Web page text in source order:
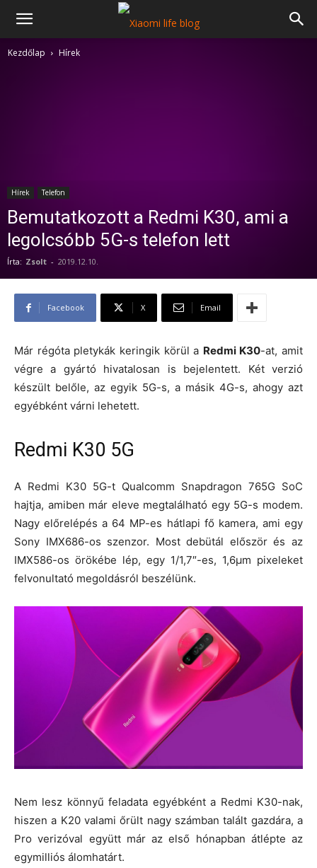
Kezdőlap Hírek
Hírek Telefon
Bemutatkozott a Redmi K30, ami a
legolcsóbb 5G-s telefon lett
Írta: Zsolt - 2019.12.10.
Facebook X Email
Már régóta pletykák keringik körül a Redmi K30-at, amit
végre a gyártó hivatalosan is bejelentett. Két verzió
készült belőle, az egyik 5G-s, a másik 4G-s, ahogy azt
egyébként várni lehetett.
Redmi K30 5G
A Redmi K30 5G-t Qualcomm Snapdragon 765G SoC
hajtja, amiben már eleve megtalálható egy 5G-s modem.
Nagy előrelépés a 64 MP-es hátlapi fő kamera, ami egy
Sony IMX686-os szenzor. Most debütál először és az
IMX586-os örökébe lép, egy 1/1,7″-es, 1,6μm pixeleket
felvonultató megoldásról beszélünk.
Nem lesz könnyű feladata egyébként a Redmi K30-nak,
hiszen a K20 valami őrült nagy számban talált gazdára, a
Pro verizóval együtt már az első hónapban átlépte az
egymilliós álomhatárt.